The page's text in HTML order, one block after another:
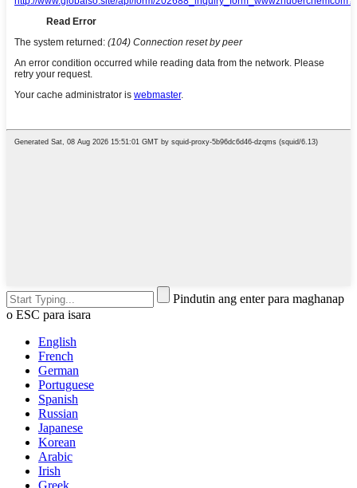
Pindutin ang enter para maghanap
o ESC para isara
English
French
German
Portuguese
Spanish
Russian
Japanese
Korean
Arabic
Irish